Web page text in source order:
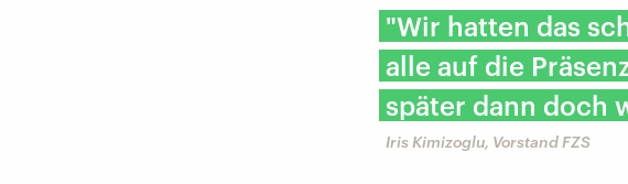
"Wir hatten das
alle auf die
später dann doch
Iris Kimizoglu, Vorstand FZS